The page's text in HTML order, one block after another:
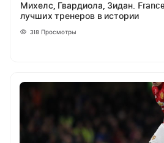
Михелс, Гвардиола, Зидан.
лучших тренеров в истории
318 Просмотры